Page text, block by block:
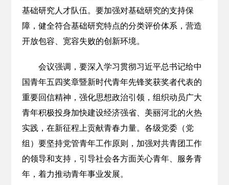
基础研究人才队伍。要加强对基础研究的支持保
障，健全符合基础研究特点的分类评价体系，营造
开放包容、宽容失败的创新环境。
会议强调，要深入学习贯彻习近平总书记给中
国青年五四奖章暨新时代青年先锋奖获奖者代表的
重要回信精神，强化思想政治引领，组织动员广大
青年积极投身加快建设经济强省、美丽河北的火热
实践，在新征程上贡献青春力量。各级党委（党
组）要坚持党管青年工作原则，加强对共青团工作
的领导和支持，引导社会各方面关心青年、服务青
年，着力推动青年事业发展。